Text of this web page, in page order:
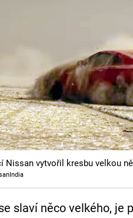
Nissan vytvořil kresbu velkou
slaví něco velkého, je